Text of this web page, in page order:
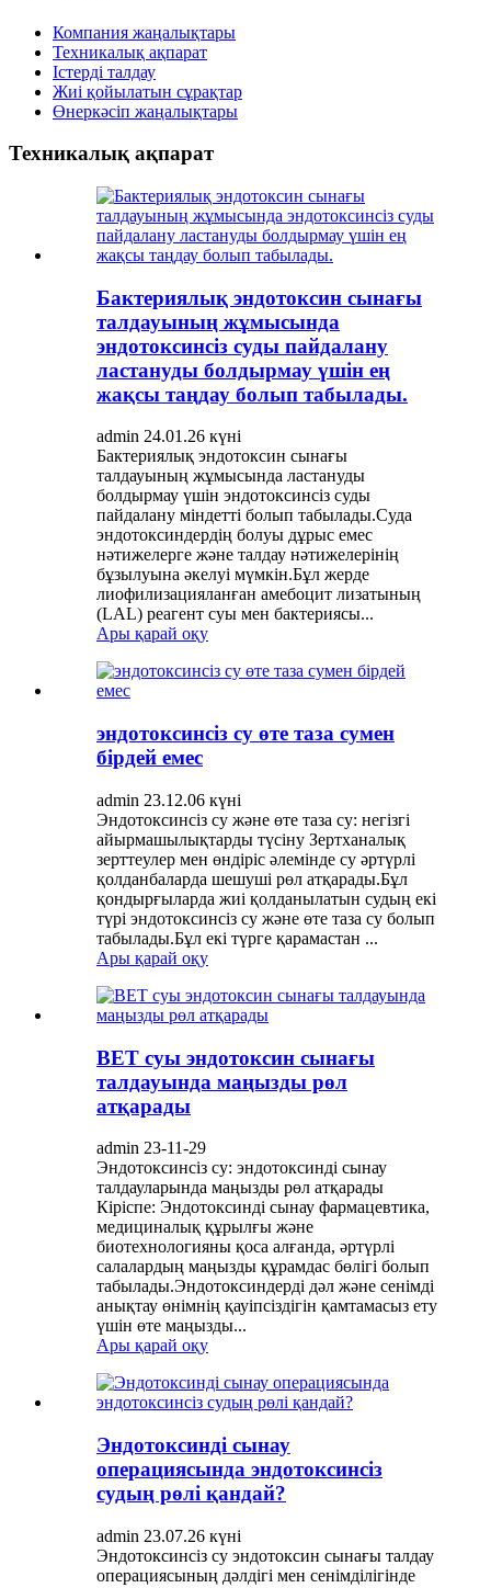
Компания жаңалықтары
Техникалық ақпарат
Істерді талдау
Жиі қойылатын сұрақтар
Өнеркәсіп жаңалықтары
Техникалық ақпарат
Бактериялық эндотоксин сынағы
талдауының жұмысында
эндотоксинсіз суды пайдалану
ластануды болдырмау үшін ең
жақсы таңдау болып табылады.
admin 24.01.26 күні
Бактериялық эндотоксин сынағы
талдауының жұмысында ластануды
болдырмау үшін эндотоксинсіз суды
пайдалану міндетті болып табылады.Суда
эндотоксиндердің болуы дұрыс емес
нәтижелерге және талдау нәтижелерінің
бұзылуына әкелуі мүмкін.Бұл жерде
лиофилизацияланған амебоцит лизатының
(LAL) реагент суы мен бактериясы...
Ары қарай оқу
эндотоксинсіз су өте таза сумен
бірдей емес
admin 23.12.06 күні
Эндотоксинсіз су және өте таза су: негізгі
айырмашылықтарды түсіну Зертханалық
зерттеулер мен өндіріс әлемінде су әртүрлі
қолданбаларда шешуші рөл атқарады.Бұл
қондырғыларда жиі қолданылатын судың екі
түрі эндотоксинсіз су және өте таза су болып
табылады.Бұл екі түрге қарамастан ...
Ары қарай оқу
BET суы эндотоксин сынағы
талдауында маңызды рөл
атқарады
admin 23-11-29
Эндотоксинсіз су: эндотоксинді сынау
талдауларында маңызды рөл атқарады
Кіріспе: Эндотоксинді сынау фармацевтика,
медициналық құрылғы және
биотехнологияны қоса алғанда, әртүрлі
салалардың маңызды құрамдас бөлігі болып
табылады.Эндотоксиндерді дәл және сенімді
анықтау өнімнің қауіпсіздігін қамтамасыз ету
үшін өте маңызды...
Ары қарай оқу
Эндотоксинді сынау
операциясында эндотоксинсіз
судың рөлі қандай?
admin 23.07.26 күні
Эндотоксинсіз су эндотоксин сынағы талдау
операциясының дәлдігі мен сенімділігінде